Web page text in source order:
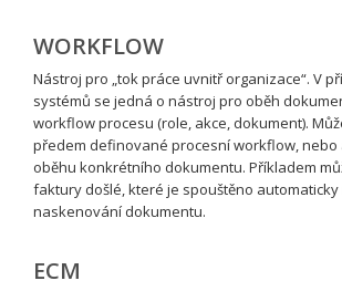
WORKFLOW
Nástroj pro „tok práce uvnitř organizace“. V
systémů se jedná o nástroj pro oběh
workflow procesu (role, akce, dokument).
předem definované procesní workflow, nebo
oběhu konkrétního dokumentu. Příkladem
faktury došlé, které je spouštěno
naskenování dokumentu.
ECM